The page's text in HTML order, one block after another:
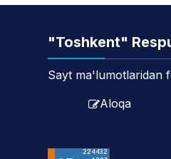
"Toshkent"
Sayt ma'lumotlaridan
Aloqa